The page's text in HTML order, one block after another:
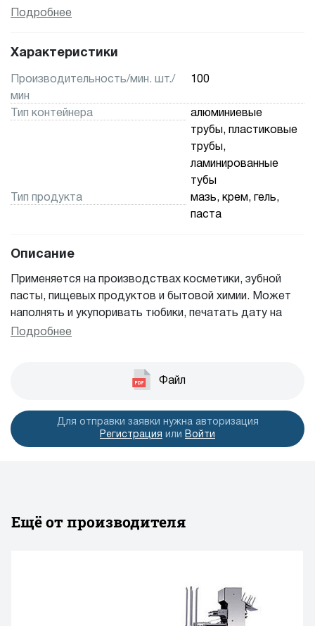
оборудования в Китае. В нашей компании имеются
обслуживании различных видов продукции, включая
пищевого оборудования, отдел производства мягких
туб и туб Boom, отдел пищевого оборудования, отдел
литьевых форм и отдел международной торговли
Boom. Будучи членом Китайской ассоциации
производителей пищевого и упаковочного
оборудования и Китайской ассоциации
производителей средств по уходу за полостью рта,
мы занимаемся разработкой, производством и
продажей пищевого оборудования, упаковочных
Подробнее
Характеристики
Производительность/мин. шт./
мин
100
Тип контейнера
алюминиевые
трубы, пластиковые
трубы,
ламинированные
тубы
Тип продукта
мазь, крем, гель,
паста
Описание
Применяется на производствах косметики, зубной
пасты, пищевых продуктов и бытовой химии. Может
наполнять и укупоривать тюбики, печатать дату на
тюбиках с производительностью 60 – 100 шт./мин.
основе воды, так и с вязкими гелями, тушью для
лосьонами и кремами.
Подробнее
Файл
Для отправки заявки нужна авторизация
Регистрация или Войти
Ещё от производителя